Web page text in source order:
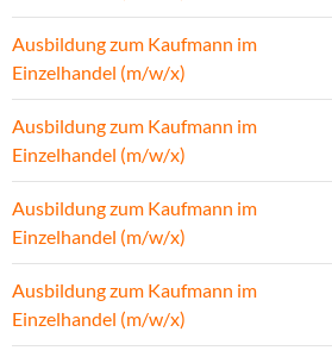
Ausbildung zum Kaufmann im
Einzelhandel (m/w/x)
Ausbildung zum Kaufmann im
Einzelhandel (m/w/x)
Ausbildung zum Kaufmann im
Einzelhandel (m/w/x)
Ausbildung zum Kaufmann im
Einzelhandel (m/w/x)